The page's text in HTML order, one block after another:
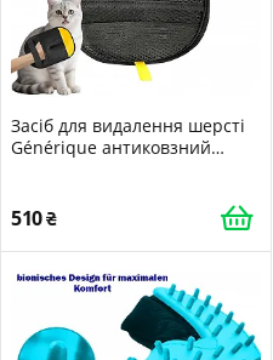
Засіб для видалення шерсті
Générique антиковзний
510